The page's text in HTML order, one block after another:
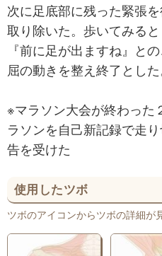
次に足底部に残った緊張
取り除いた。歩いてみると
『前に足が出ますね』と
屈の動きを整え終了とした
※マラソン大会が終わった
ラソンを自己新記録で走
告を受けた
使用したツボ
ツボのアイコンからツボの詳細が